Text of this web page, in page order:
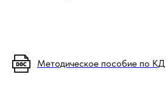
Методическое пособие по КД